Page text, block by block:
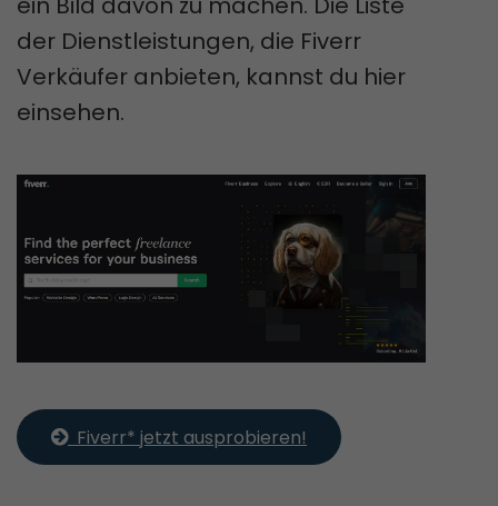
der Dienstleistungen, die Fiverr
Verkäufer anbieten, kannst du hier
einsehen.
  Fiverr* jetzt ausprobieren!